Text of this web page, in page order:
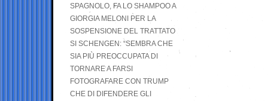
SPAGNOLO, FA LO SHAMPOO A
GIORGIA MELONI PER LA
SOSPENSIONE DEL TRATTATO
SI SCHENGEN: “SEMBRA CHE
SIA PIÙ PREOCCUPATA DI
TORNARE A FARSI
FOTOGRAFARE CON TRUMP
CHE DI DIFENDERE GLI